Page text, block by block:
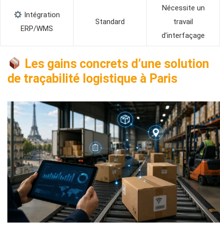
Intégration
ERP/WMS
Standard
Nécessite un
travail
d’interfaçage
Les gains concrets d’une solution
de traçabilité logistique à Paris